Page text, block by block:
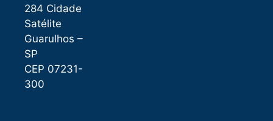
284 Cidade
Satélite
Guarulhos –
SP
CEP 07231-
300